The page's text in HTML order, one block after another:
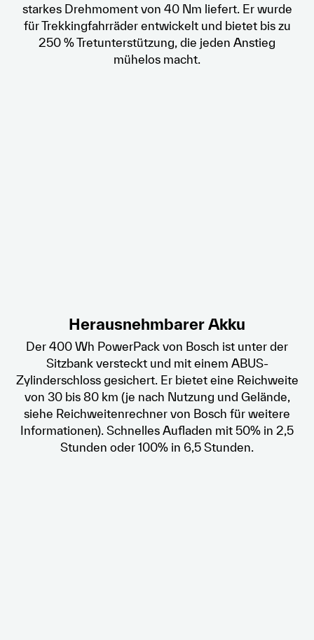
starkes Drehmoment von 40 Nm liefert. Er wurde
für Trekkingfahrräder entwickelt und bietet bis zu
250 % Tretunterstützung, die jeden Anstieg
mühelos macht.
Herausnehmbarer Akku
Der 400 Wh PowerPack von Bosch ist unter der
Sitzbank versteckt und mit einem ABUS-
Zylinderschloss gesichert. Er bietet eine Reichweite
von 30 bis 80 km (je nach Nutzung und Gelände,
siehe Reichweitenrechner von Bosch für weitere
Informationen). Schnelles Aufladen mit 50% in 2,5
Stunden oder 100% in 6,5 Stunden.